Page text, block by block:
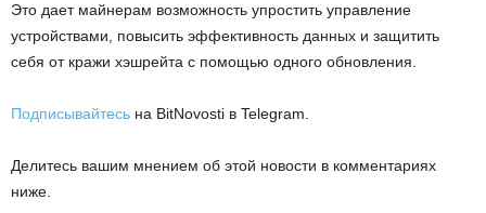
Это дает майнерам возможность упростить управление
устройствами, повысить эффективность данных и защитить
себя от кражи хэшрейта с помощью одного обновления.
Подписывайтесь на BitNovosti в Telegram.
Делитесь вашим мнением об этой новости в комментариях
ниже.